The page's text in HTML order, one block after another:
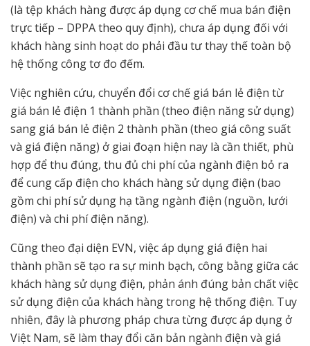
(là tệp khách hàng được áp dụng cơ chế mua bán điện
trực tiếp – DPPA theo quy định), chưa áp dụng đối với
khách hàng sinh hoạt do phải đầu tư thay thế toàn bộ
hệ thống công tơ đo đếm.
Việc nghiên cứu, chuyển đổi cơ chế giá bán lẻ điện từ
giá bán lẻ điện 1 thành phần (theo điện năng sử dụng)
sang giá bán lẻ điện 2 thành phần (theo giá công suất
và giá điện năng) ở giai đoạn hiện nay là cần thiết, phù
hợp để thu đúng, thu đủ chi phí của ngành điện bỏ ra
để cung cấp điện cho khách hàng sử dụng điện (bao
gồm chi phí sử dụng hạ tầng ngành điện (nguồn, lưới
điện) và chi phí điện năng).
Cũng theo đại diện EVN, việc áp dụng giá điện hai
thành phần sẽ tạo ra sự minh bạch, công bằng giữa các
khách hàng sử dụng điện, phản ánh đúng bản chất việc
sử dụng điện của khách hàng trong hệ thống điện. Tuy
nhiên, đây là phương pháp chưa từng được áp dụng ở
Việt Nam, sẽ làm thay đổi căn bản ngành điện và giá